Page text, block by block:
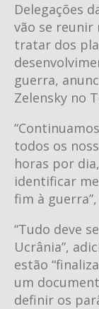
Delegações
vão se reunir
tratar dos
guerra,
Zelensky no
todos os
horas por
identificar
fim à
“Tudo deve
Ucrânia”,
estão
um
definir os